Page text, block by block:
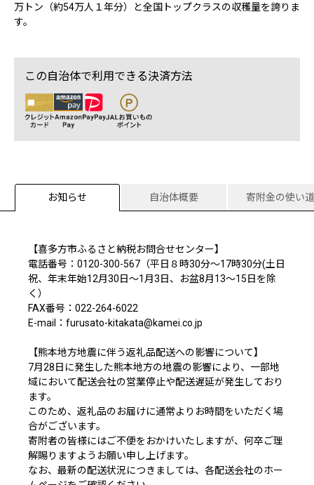
万トン（約54万人１年分）と全国トップクラスの収穫量を誇りま
す。
この自治体で利用できる決済方法
お知らせ 自治体概要 寄附金の使い道
【喜多方市ふるさと納税お問合せセンター】
電話番号：0120-300-567（平日８時30分～17時30分(土日
祝、年末年始12月30日～1月3日、お盆8月13～15日を除
く）
FAX番号：022-264-6022
E-mail：furusato-kitakata@kamei.co.jp
【熊本地方地震に伴う返礼品配送への影響について】
7月28日に発生した熊本地方の地震の影響により、一部地
域において配送会社の営業停止や配送遅延が発生しており
ます。
このため、返礼品のお届けに通常よりお時間をいただく場
合がございます。
寄附者の皆様にはご不便をおかけいたしますが、何卒ご理
解賜りますようお願い申し上げます。
なお、最新の配送状況につきましては、各配送会社のホー